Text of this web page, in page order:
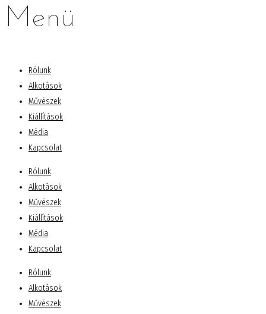
Menü
Rólunk
Alkotások
Művészek
Kiállítások
Média
Kapcsolat
Rólunk
Alkotások
Művészek
Kiállítások
Média
Kapcsolat
Rólunk
Alkotások
Művészek